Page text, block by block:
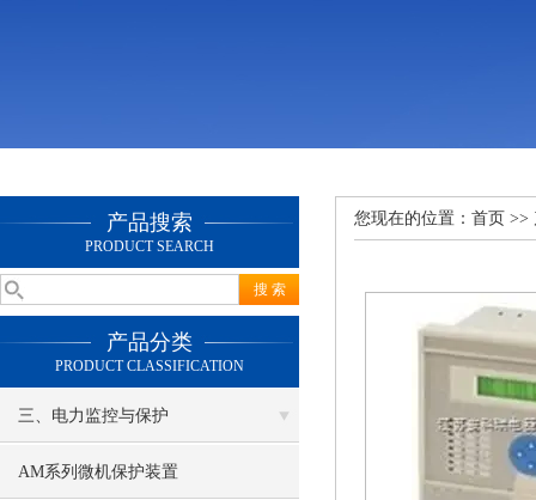
产品搜索
PRODUCT SEARCH
产品分类
PRODUCT CLASSIFICATION
三、电力监控与保护
AM系列微机保护装置
您现在的位置： 首页 >>